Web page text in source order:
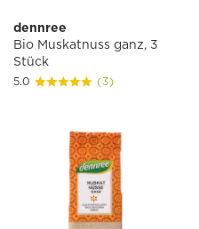
dennree
Bio Muskatnuss ganz, 3
Stück
5.0 (3)